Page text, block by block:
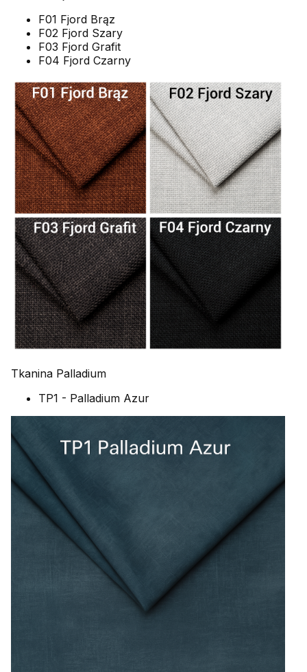
F01 Fjord Brąz
F02 Fjord Szary
F03 Fjord Grafit
F04 Fjord Czarny
Tkanina Palladium
TP1 - Palladium Azur